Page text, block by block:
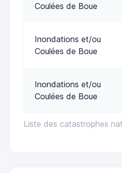
Liste des catastrophes
Coulées de Boue
Inondations et/ou
Coulées de Boue
Inondations et/ou
Coulées de Boue